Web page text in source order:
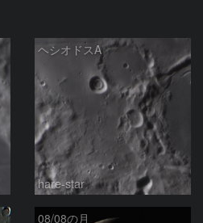
ヘシオドスA
hare-star
08/08の月